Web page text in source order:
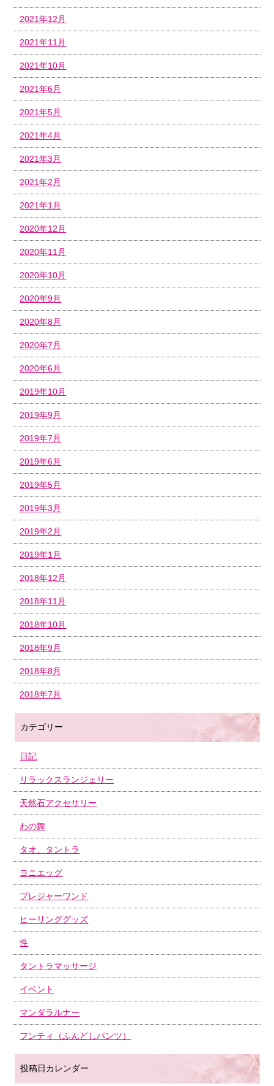
2021年12月
2021年11月
2021年10月
2021年6月
2021年5月
2021年4月
2021年3月
2021年2月
2021年1月
2020年12月
2020年11月
2020年10月
2020年9月
2020年8月
2020年7月
2020年6月
2019年10月
2019年9月
2019年7月
2019年6月
2019年5月
2019年3月
2019年2月
2019年1月
2018年12月
2018年11月
2018年10月
2018年9月
2018年8月
2018年7月
カテゴリー
日記
リラックスランジェリー
天然石アクセサリー
わの舞
タオ、タントラ
ヨニエッグ
プレジャーワンド
ヒーリンググッズ
性
タントラマッサージ
イベント
マンダラルナー
フンティ（ふんどしパンツ）
投稿日カレンダー